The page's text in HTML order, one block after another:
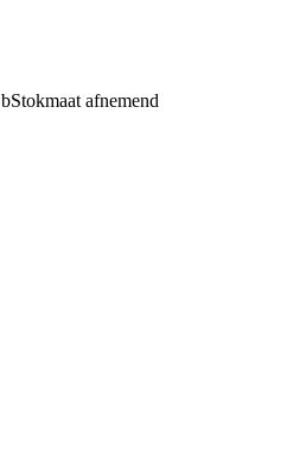
bStokmaat afnemend